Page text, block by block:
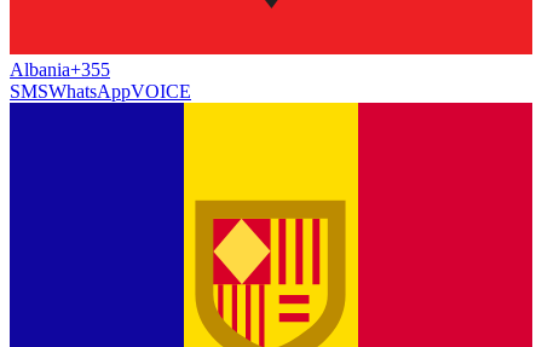
Albania+355
SMSWhatsAppVOICE